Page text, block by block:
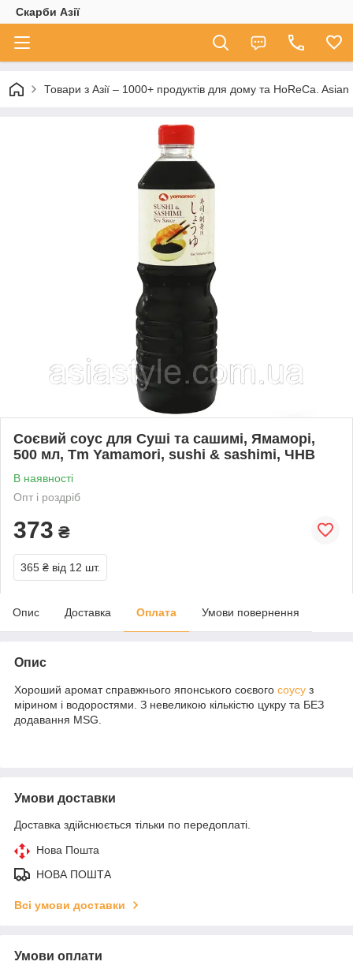
Скарби Азії
Товари з Азії – 1000+ продуктів для дому та HoReCa.
Соєвий соус для Суші та сашимі, Ямаморі,
500 мл, Tm Yamamori, sushi & sashimi, ЧHB
В наявності
Опт і роздріб
373 ₴
365 ₴ від 12 шт.
Опис Доставка Оплата Умови повернення
Опис
Хороший аромат справжнього японського соєвого соусу з
мірином і водоростями. З невеликою кількістю цукру та БЕЗ
додавання MSG.
Умови доставки
Доставка здійснюється тільки по передоплаті.
Нова Пошта
НОВА ПОШТА
Всі умови доставки
Умови оплати